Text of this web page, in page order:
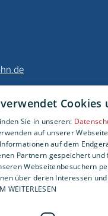
Sie in unseren:
auf unserer
auf dem
Partnern gespeichert
Webseitenbesuchern
über deren Interessen
WEITERLESEN